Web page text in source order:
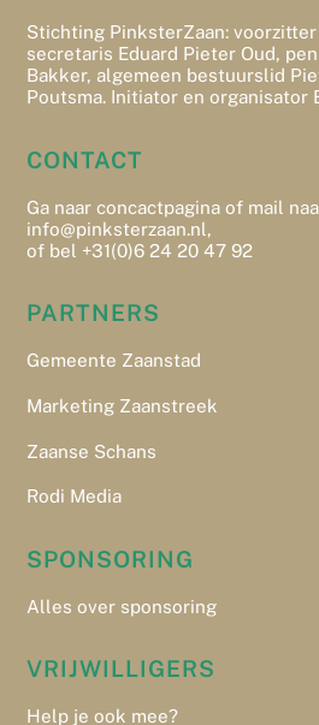
Stichting PinksterZaan: voorzitter
secretaris Eduard Pieter Oud,
Bakker, algemeen bestuurslid
Poutsma. Initiator en organisator
CONTACT
Ga naarconcactpagina of mail
info@pinksterzaan.nl,
of bel +31(0)6 24 20 47 92
PARTNERS
Gemeente Zaanstad
Marketing Zaanstreek
Zaanse Schans
Rodi Media
SPONSORING
Alles over sponsoring
VRIJWILLIGERS
Help je ook mee?